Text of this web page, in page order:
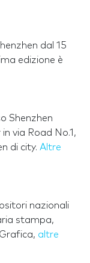
dal 15
edizione è
Shenzhen
via Road No.1,
di city. Altre
nazionali
stampa,
altre